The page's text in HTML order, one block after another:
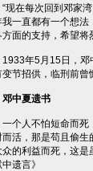
“现在每次回到邓家
我一直都有一个想
方面的支持，希望将
年5月15日，邓中
变节招供，临刑前曾
夏遗书
人不怕短命而死，
而活，那是苟且偷
众的利益而死，这
中遗言》